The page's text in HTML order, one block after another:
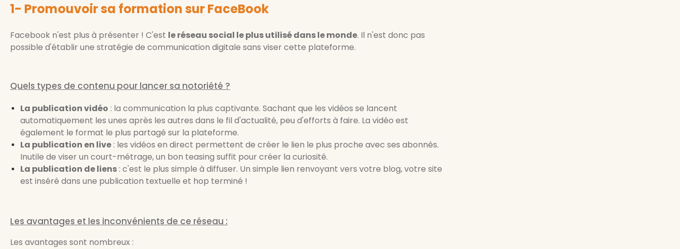
1- Promouvoir sa formation sur FaceBook
Facebook n'est plus à présenter ! C'est le réseau social le plus utilisé dans le monde. Il n'est donc pas
possible d'établir une stratégie de communication digitale sans viser cette plateforme.
Quels types de contenu pour lancer sa notoriété ?
La publication vidéo : la communication la plus captivante. Sachant que les vidéos se lancent
automatiquement les unes après les autres dans le fil d'actualité, peu d'efforts à faire. La vidéo est
également le format le plus partagé sur la plateforme.
La publication en live : les vidéos en direct permettent de créer le lien le plus proche avec ses abonnés.
Inutile de viser un court-métrage, un bon teasing suffit pour créer la curiosité.
La publication de liens : c'est le plus simple à diffuser. Un simple lien renvoyant vers votre blog, votre site
est inséré dans une publication textuelle et hop terminé !
Les avantages et les inconvénients de ce réseau :
Les avantages sont nombreux :